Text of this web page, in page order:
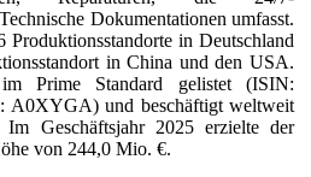
Dokumentationen umfasst.
in Deutschland
in China und den USA.
Prime Standard gelistet (ISIN:
und beschäftigt weltweit
Geschäftsjahr 2025 erzielte der
von 244,0 Mio. €.